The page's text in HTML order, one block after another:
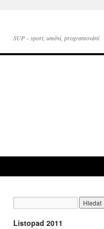
SUP – sport, umění, programování
Listopad 2011